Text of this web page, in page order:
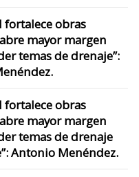
fortalece obras
mayor margen
temas de drenaje”:
fortalece obras
mayor margen
temas de drenaje
Antonio Menéndez.